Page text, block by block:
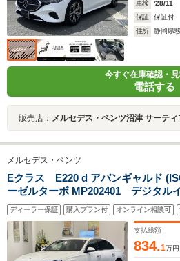
車検
'28/11
保証
保証付
住所
静岡県
今すぐ在庫確認・
電話する
販売店： メルセデス・ベンツ沼津 サーテ
メルセデス・ベンツ
Eクラス E220 d アバンギャルド
ーゼルターボ MP202401 デジタル
ンスドP/レザーエクスクルーシブP/
ーン/本革ナッパレザーシート/シート
ター/ブルメスターサウンドシステム/
プレイ/禁煙車両
ディーラー保証 購入プラン付 オンライン相談可
支払総額
834.1万円